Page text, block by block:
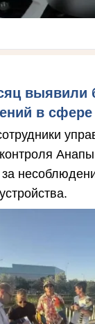
выявили
в сфере